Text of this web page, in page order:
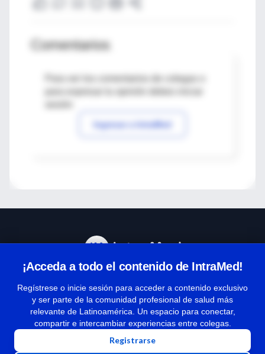
Comentarios
Para ver los comentarios de colegas o
Ingresar a IntraMed
¡Acceda a todo el contenido de IntraMed!
Regístrese o inicie sesión para acceder a contenido exclusivo
y ser parte de la comunidad profesional de salud más
relevante de Latinoamérica. Un espacio para conectar,
compartir e intercambiar experiencias entre colegas.
Registrarse
Términos y condiciones
| Políticas de privacidad
| Todos los derechos reservados | Copyright 1997-2026